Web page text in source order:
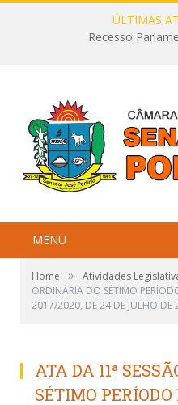
ÚLTIMAS
Recesso
MENU
Home » Atividades
ORDINÁRIA DO SÉTIMO
2017/2020, DE 24 DE JULHO DE
ATA DA 11ª
SÉTIMO